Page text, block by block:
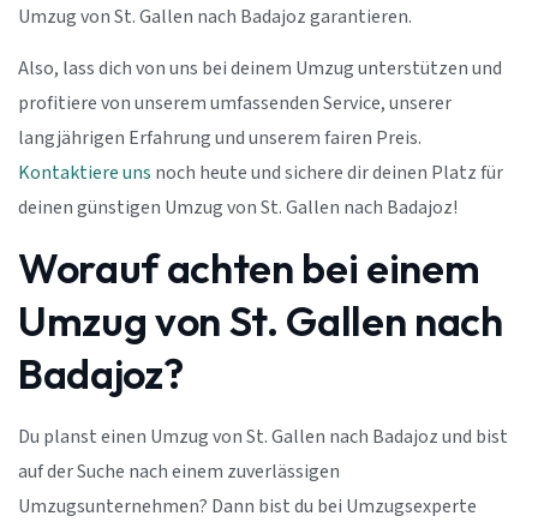
Umzug von St. Gallen nach Badajoz garantieren.
Also, lass dich von uns bei deinem Umzug unterstützen und
profitiere von unserem umfassenden Service, unserer
langjährigen Erfahrung und unserem fairen Preis.
Kontaktiere uns noch heute und sichere dir deinen Platz für
deinen günstigen Umzug von St. Gallen nach Badajoz!
Worauf achten bei einem
Umzug von St. Gallen nach
Badajoz?
Du planst einen Umzug von St. Gallen nach Badajoz und bist
auf der Suche nach einem zuverlässigen
Umzugsunternehmen? Dann bist du bei Umzugsexperte